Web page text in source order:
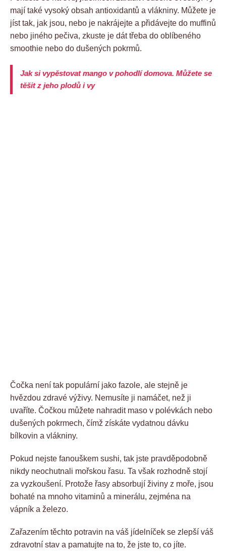
mají také vysoký obsah antioxidantů a vlákniny. Můžete je
jíst tak, jak jsou, nebo je nakrájejte a přidávejte do muffinů
nebo jiného pečiva, zkuste je dát třeba do oblíbeného
smoothie nebo do dušených pokrmů.
Jak si vypěstovat mango v pohodlí domova. Můžete se
těšit z jeho plodů i vy
Čočka není tak populární jako fazole, ale stejně je
hvězdou zdravé výživy. Nemusíte ji namáčet, než ji
uvaříte. Čočkou můžete nahradit maso v polévkách nebo
dušených pokrmech, čímž získáte vydatnou dávku
bílkovin a vlákniny.
Pokud nejste fanouškem sushi, tak jste pravděpodobně
nikdy neochutnali mořskou řasu. Ta však rozhodně stojí
za vyzkoušení. Protože řasy absorbují živiny z moře, jsou
bohaté na mnoho vitaminů a minerálu, zejména na
vápník a železo.
Zařazením těchto potravin na váš jídelníček se zlepší váš
zdravotní stav a pamatujte na to, že jste to, co jíte.